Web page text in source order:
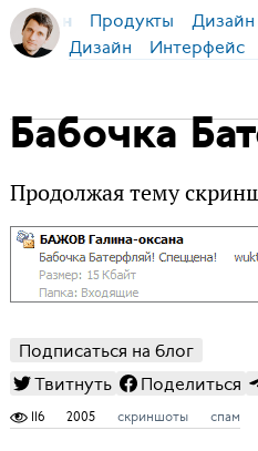
Бирман Продукты Дизайн
Дизайн Интерфейс
Бабочка
Продолжая тему
Подписаться на блог
Твитнуть
Поделиться
116 2005 скриншоты спам